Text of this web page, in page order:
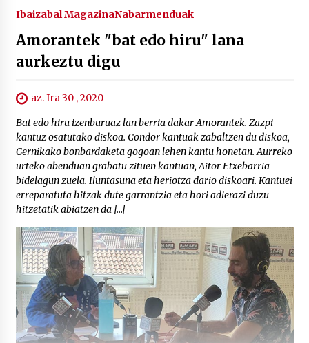
Ibaizabal MagazinaNabarmenduak
Amorantek "bat edo hiru" lana
aurkeztu digu
az. Ira 30 , 2020
Bat edo hiru izenburuaz lan berria dakar Amorantek. Zazpi
kantuz osatutako diskoa. Condor kantuak zabaltzen du diskoa,
Gernikako bonbardaketa gogoan lehen kantu honetan. Aurreko
urteko abenduan grabatu zituen kantuan, Aitor Etxebarria
bidelagun zuela. Iluntasuna eta heriotza dario diskoari. Kantuei
erreparatuta hitzak dute garrantzia eta hori adierazi duzu
hitzetatik abiatzen da […]